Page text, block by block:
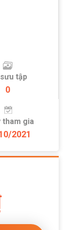
sưu tập
0
tham gia
2021